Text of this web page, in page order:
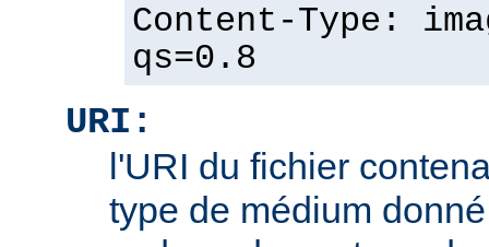
Content-Type:
qs=0.8
URI:
l'URI du fichier
type de médium